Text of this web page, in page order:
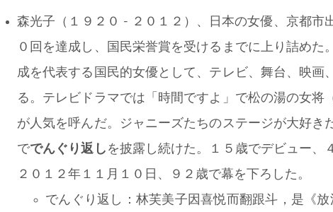
森光子（１９２０ - ２０１２）、日本の女優、京都市
０回を達成し、国民栄誉賞を受けるまでに上り詰め
成を代表する国民的女優として、テレビ、舞台、映画
る。テレビドラマでは「時間ですよ」で松の湯の女将
が人気を呼んだ。ジャニーズたちのステージが大好き
ででんぐり返し を披露し続けた。１５歳でデビュー、
２０１２年１１月１０日、９２歳で幕を下ろした。
でんぐり返し：林芙美子因喜悦而翻跟斗，是《